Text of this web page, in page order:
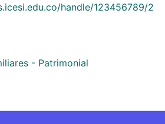
handle/123456789/2
- Patrimonial